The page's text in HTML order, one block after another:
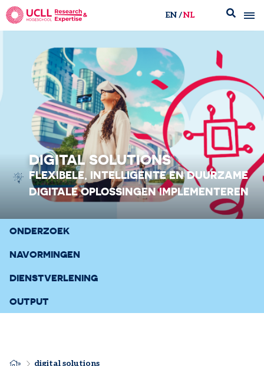
EN NL
DIGITAL SOLUTIONS
FLEXIBELE, INTELLIGENTE EN DUURZAME​
DIGITALE OPLOSSINGEN IMPLEMENTEREN
ONDERZOEK
NAVORMINGEN
DIENSTVERLENING
OUTPUT
digital solutions